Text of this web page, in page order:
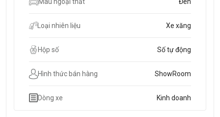
Loại nhiên liệu Xe xăng
Hộp số Số tự động
Hình thức bán hàng ShowRoom
Dòng xe Kinh doanh